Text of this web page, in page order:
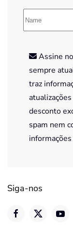
Assine
sempre
traz
desconto
spam nem
Siga-nos